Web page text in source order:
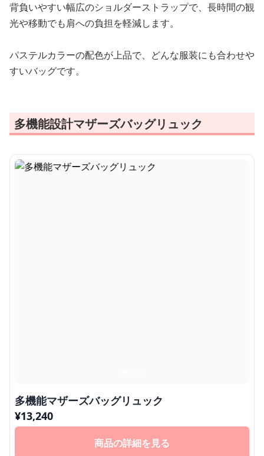
背負いやすい幅広のショルダーストラップで、長時間の観
光や移動でも肩への負担を軽減します。
パステルカラーの配色が上品で、どんな服装にも合わせや
すいバッグです。
多機能設計マザーズバッグリュック
多機能マザーズバッグリュック
¥13,240
商品の詳細を見る